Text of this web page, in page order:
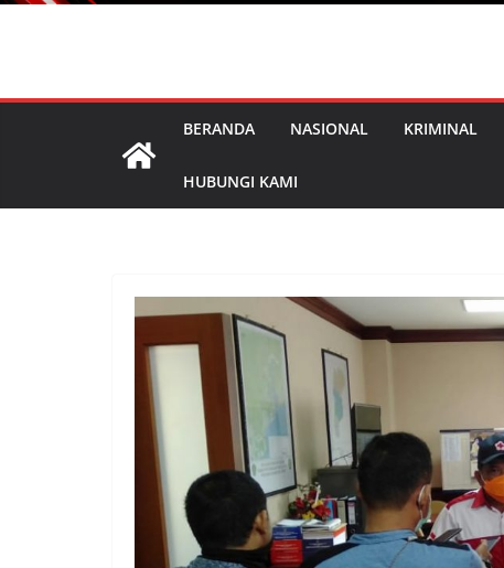
BERANDA NASIONAL KRIMINAL
HUBUNGI KAMI